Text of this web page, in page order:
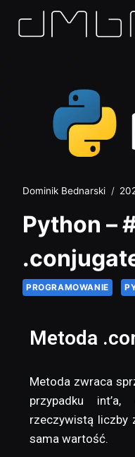
Dominik Bednarski
Python –
PROGRAMOWANIE
Metoda
Metoda zwraca
przypadku
rzeczywistą liczby
sama wartość.